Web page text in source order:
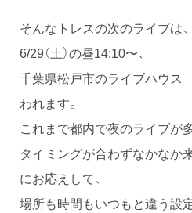
そんなトレスの次のライブは、
6/29（土）の昼14:10〜、
千葉県松戸市のライブハウス
われます。
これまで都内で夜のライブが
タイミングが合わずなかなか
にお応えして、
場所も時間もいつもと違う設